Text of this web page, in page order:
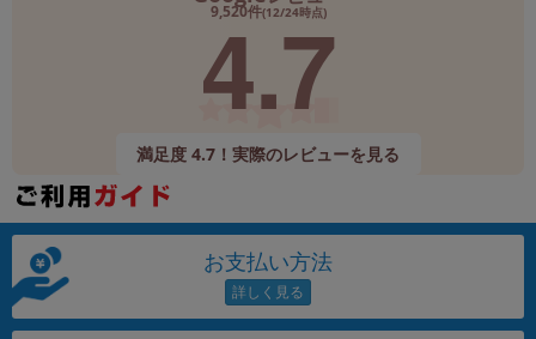
9,520件(12/24時点)
4.7
満足度 4.7！実際のレビューを見る
お支払い方法